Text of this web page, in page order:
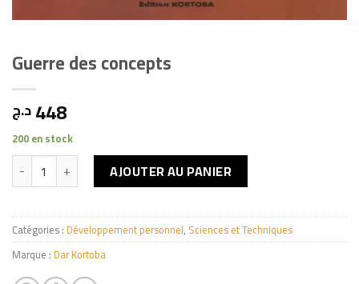
Guerre des concepts
448د.ج
200 en stock
quantité de Guerre des concepts
AJOUTER AU PANIER
Catégories : Développement personnel, Sciences et Techniques
Marque : Dar Kortoba